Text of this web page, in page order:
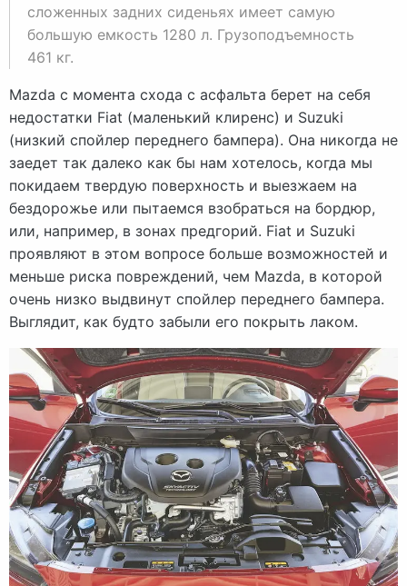
сложенных задних сиденьях имеет самую
большую емкость 1280 л. Грузоподъемность
461 кг.
Mazda с момента схода с асфальта берет на себя
недостатки Fiat (маленький клиренс) и Suzuki
(низкий спойлер переднего бампера). Она никогда не
заедет так далеко как бы нам хотелось, когда мы
покидаем твердую поверхность и выезжаем на
бездорожье или пытаемся взобраться на бордюр,
или, например, в зонах предгорий. Fiat и Suzuki
проявляют в этом вопросе больше возможностей и
меньше риска повреждений, чем Mazda, в которой
очень низко выдвинут спойлер переднего бампера.
Выглядит, как будто забыли его покрыть лаком.